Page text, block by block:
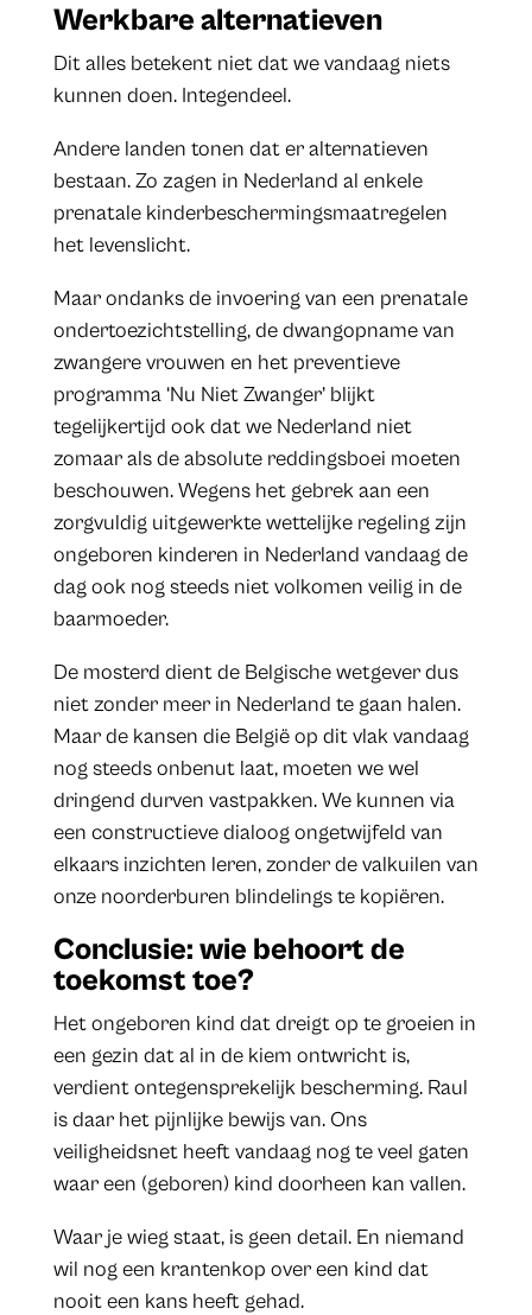
Werkbare alternatieven
Dit alles betekent niet dat we vandaag niets
kunnen doen. Integendeel.
Andere landen tonen dat er alternatieven
bestaan. Zo zagen in Nederland al enkele
prenatale kinderbeschermingsmaatregelen
het levenslicht.
Maar ondanks de invoering van een prenatale
ondertoezichtstelling, de dwangopname van
zwangere vrouwen en het preventieve
programma ‘Nu Niet Zwanger’ blijkt
tegelijkertijd ook dat we Nederland niet
zomaar als de absolute reddingsboei moeten
beschouwen. Wegens het gebrek aan een
zorgvuldig uitgewerkte wettelijke regeling zijn
ongeboren kinderen in Nederland vandaag de
dag ook nog steeds niet volkomen veilig in de
baarmoeder.
De mosterd dient de Belgische wetgever dus
niet zonder meer in Nederland te gaan halen.
Maar de kansen die België op dit vlak vandaag
nog steeds onbenut laat, moeten we wel
dringend durven vastpakken. We kunnen via
een constructieve dialoog ongetwijfeld van
elkaars inzichten leren, zonder de valkuilen van
onze noorderburen blindelings te kopiëren.
Conclusie: wie behoort de
toekomst toe?
Het ongeboren kind dat dreigt op te groeien in
een gezin dat al in de kiem ontwricht is,
verdient ontegensprekelijk bescherming. Raul
is daar het pijnlijke bewijs van. Ons
veiligheidsnet heeft vandaag nog te veel gaten
waar een (geboren) kind doorheen kan vallen.
Waar je wieg staat, is geen detail. En niemand
wil nog een krantenkop over een kind dat
nooit een kans heeft gehad.